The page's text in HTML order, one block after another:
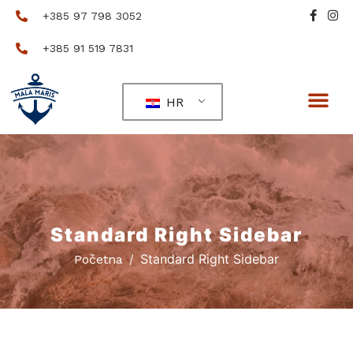
+385 97 798 3052
+385 91 519 7831
HR
Standard Right Sidebar
Početna Standard Right Sidebar